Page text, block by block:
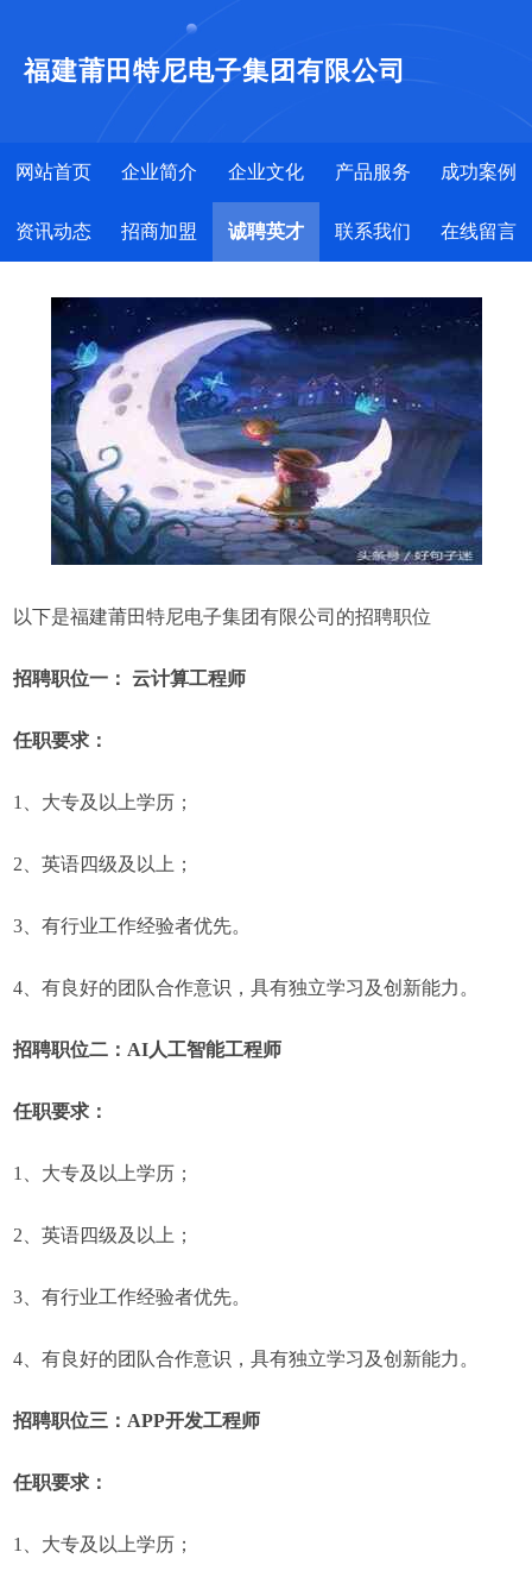
福建莆田特尼电子集团有限公司
网站首页 企业简介 企业文化 产品服务 成功案例
资讯动态 招商加盟 诚聘英才 联系我们 在线留言
以下是福建莆田特尼电子集团有限公司的招聘职位
招聘职位一： 云计算工程师
任职要求：
1、大专及以上学历；
2、英语四级及以上；
3、有行业工作经验者优先。
4、有良好的团队合作意识，具有独立学习及创新能力。
招聘职位二：AI人工智能工程师
任职要求：
1、大专及以上学历；
2、英语四级及以上；
3、有行业工作经验者优先。
4、有良好的团队合作意识，具有独立学习及创新能力。
招聘职位三：APP开发工程师
任职要求：
1、大专及以上学历；